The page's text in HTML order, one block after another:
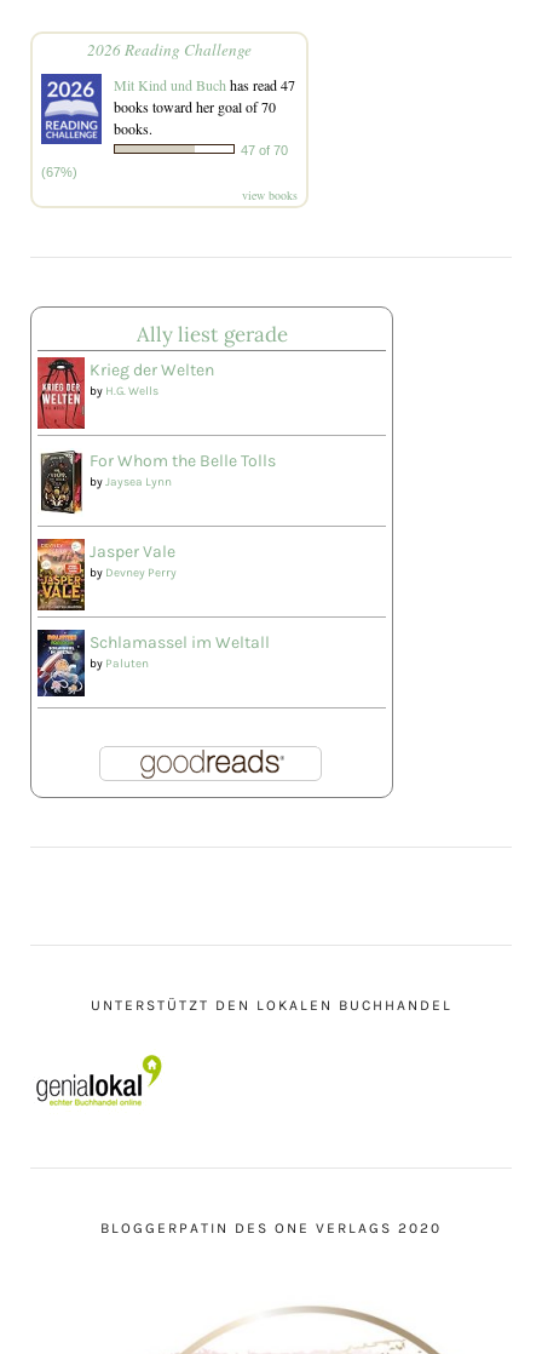
2026 Reading Challenge
Mit Kind und Buch has read 47
books toward her goal of 70
books.
47 of 70
(67%)
view books
Ally liest gerade
Krieg der Welten
by H.G. Wells
For Whom the Belle Tolls
byJaysea Lynn
Jasper Vale
by Devney Perry
Schlamassel im Weltall
by Paluten
UNTERSTÜTZT DEN LOKALEN BUCHHANDEL
BLOGGERPATIN DES ONE VERLAGS 2020